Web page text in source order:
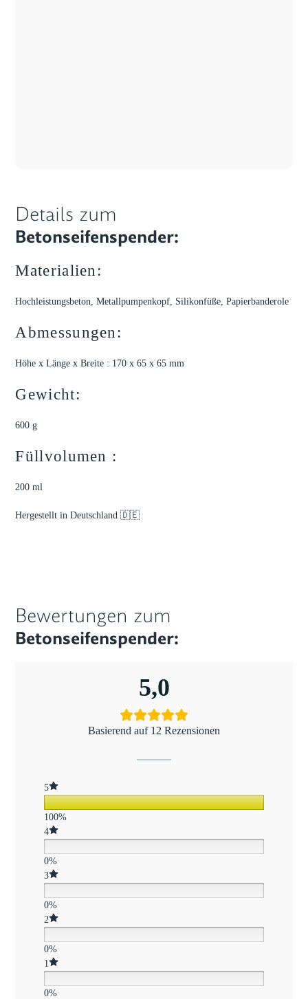
Details zum
Betonseifenspender:
Materialien:
Hochleistungsbeton, Metallpumpenkopf, Silikonfüße, Papierbanderole
Abmessungen:
Höhe x Länge x Breite : 170 x 65 x 65 mm
Gewicht:
600 g
Füllvolumen :
200 ml
Hergestellt in Deutschland 🇩🇪
Bewertungen zum
Betonseifenspender:
5,0
Basierend auf 12 Rezensionen
5
100%
4
0%
3
0%
2
0%
1
0%